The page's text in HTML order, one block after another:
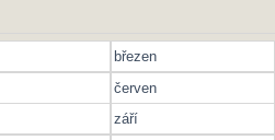
březen
červen
září